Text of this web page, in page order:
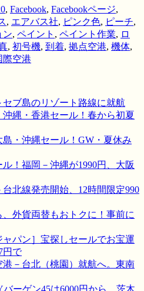
, Facebook, Facebookページ,
, エアバス社, ピンク色, ピーチ,
ン, ペイント , ペイント作業, ロ
, 初号機, 到着, 拠点空港, 機体,
際空港
セブ島のリゾート路線に就航
沖縄・香港セール！春から初夏
島・沖縄セール！GW・夏休み
ル！福岡－沖縄が1990円、大阪
台北線発売開始、12時間限定990
外貨両替もおトクに！事前に
ャパン］宝探しセールでお宝運
円で
港－台北（桃園）就航へ。東南
バーゲン45は6000円から。茨木